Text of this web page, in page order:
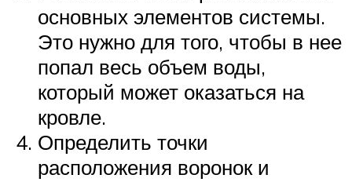
основных элементов системы.
Это нужно для того, чтобы в нее
попал весь объем воды,
который может оказаться на
кровле.
Определить точки
расположения воронок и